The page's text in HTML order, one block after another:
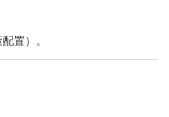
置）。